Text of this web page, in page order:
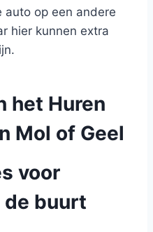
auto op een andere
hier kunnen extra
het Huren
Mol of Geel
voor
de buurt